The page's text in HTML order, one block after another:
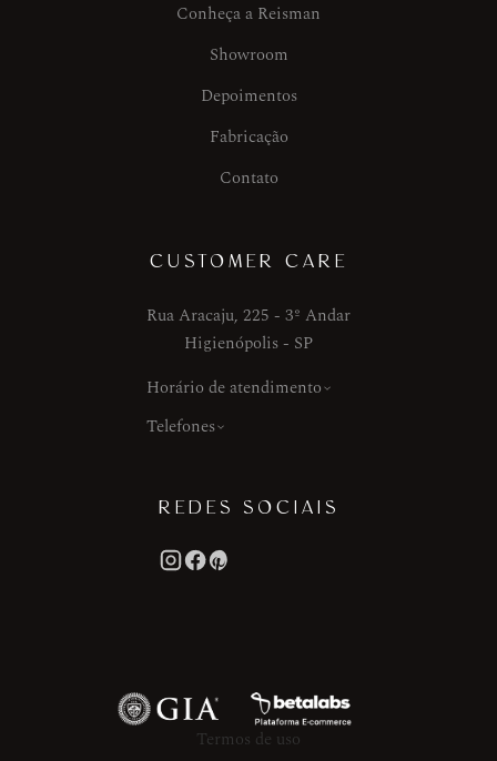
Conheça a Reisman
Showroom
Depoimentos
Fabricação
Contato
CUSTOMER CARE
Rua Aracaju, 225 - 3º Andar
Higienópolis - SP
Horário de atendimento
Telefones
REDES SOCIAIS
Termos de uso